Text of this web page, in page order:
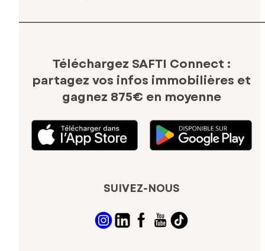
Téléchargez SAFTI Connect :
partagez vos infos immobilières et
gagnez 875€ en moyenne
SUIVEZ-NOUS